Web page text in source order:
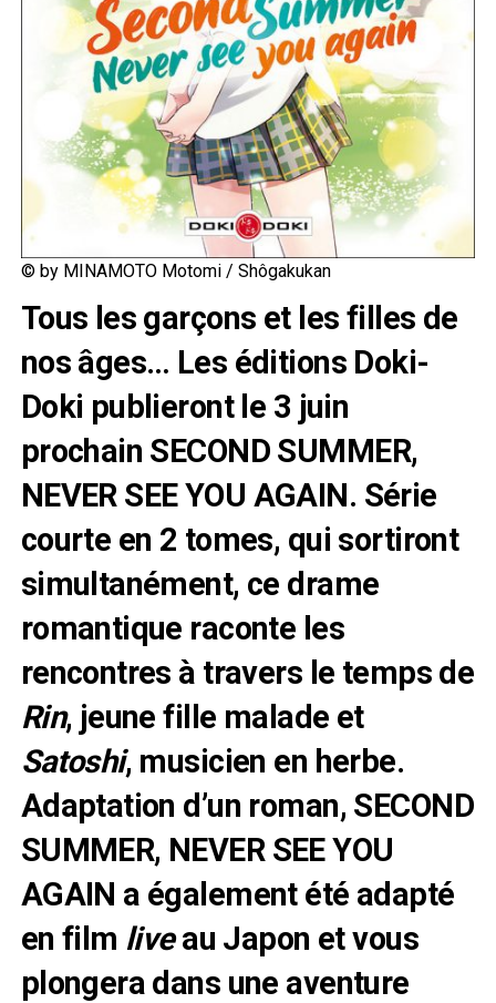
© by MINAMOTO Motomi / Shôgakukan
Tous les garçons et les filles de
nos âges… Les éditions Doki-
Doki publieront le 3 juin
prochain SECOND SUMMER,
NEVER SEE YOU AGAIN. Série
courte en 2 tomes, qui sortiront
simultanément, ce drame
romantique raconte les
rencontres à travers le temps de
Rin, jeune fille malade et
Satoshi, musicien en herbe.
Adaptation d’un roman, SECOND
SUMMER, NEVER SEE YOU
AGAIN a également été adapté
en film liveau Japon et vous
plongera dans une aventure